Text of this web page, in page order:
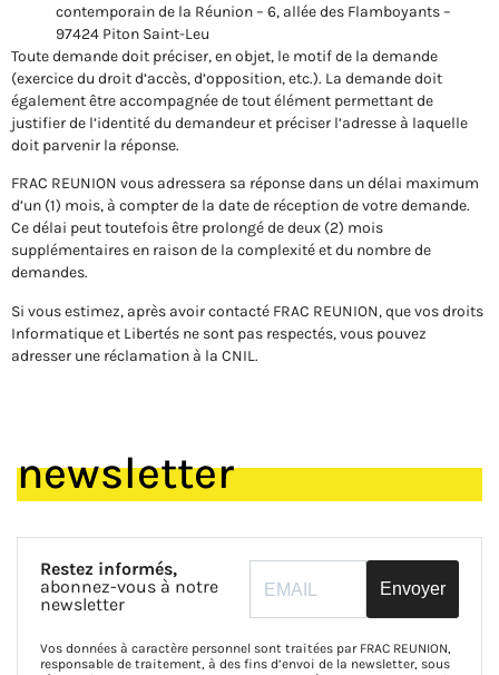
contemporain de la Réunion – 6, allée des Flamboyants –
97424 Piton Saint-Leu
Toute demande doit préciser, en objet, le motif de la demande
(exercice du droit d’accès, d’opposition, etc.). La demande doit
également être accompagnée de tout élément permettant de
justifier de l’identité du demandeur et préciser l’adresse à laquelle
doit parvenir la réponse.
FRAC REUNION vous adressera sa réponse dans un délai maximum
d’un (1) mois, à compter de la date de réception de votre demande.
Ce délai peut toutefois être prolongé de deux (2) mois
supplémentaires en raison de la complexité et du nombre de
demandes.
Si vous estimez, après avoir contacté FRAC REUNION, que vos droits
Informatique et Libertés ne sont pas respectés, vous pouvez
adresser une réclamation à la CNIL.
newsletter
Restez informés,
abonnez-vous à notre
newsletter
Envoyer
Vos données à caractère personnel sont traitées par FRAC REUNION,
responsable de traitement, à des fins d’envoi de la newsletter, sous